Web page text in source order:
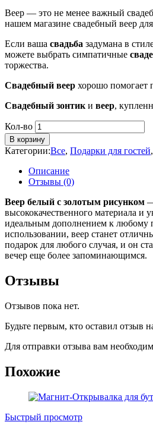
Веер — это не менее важный
нашем магазине свадебный веер
Если ваша свадьба задумана в
можете выбрать симпатичные
торжества.
Свадебный веер хорошо помогает
Свадебный зонтик и веер,
Кол-во
В корзину
Категории:Все, Подарки для гостей,
Описание
Отзывы (0)
Веер белый с золотым рисунком
высококачественного материала и
идеальным дополнением к любому
использовании, веер станет
подарок для любого случая, и он
вечер еще более запоминающимся.
Отзывы
Отзывов пока нет.
Будьте первым, кто оставил отзыв
Для отправки отзыва вам
Похожие
Быстрый просмотр